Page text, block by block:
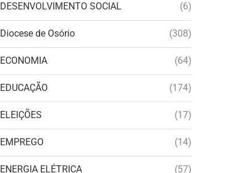
DESENVOLVIMENTO SOCIAL (6)
Diocese de Osório (308)
ECONOMIA (64)
EDUCAÇÃO (174)
ELEIÇÕES (17)
EMPREGO (14)
ENERGIA ELÉTRICA (57)